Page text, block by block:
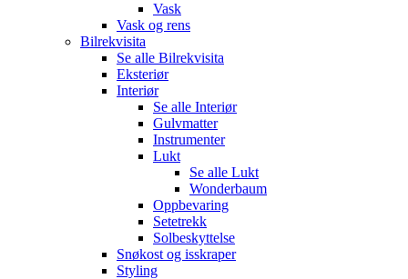
Vask
Vask og rens
Bilrekvisita
Se alle Bilrekvisita
Eksteriør
Interiør
Se alle Interiør
Gulvmatter
Instrumenter
Lukt
Se alle Lukt
Wonderbaum
Oppbevaring
Setetrekk
Solbeskyttelse
Snøkost og isskraper
Styling